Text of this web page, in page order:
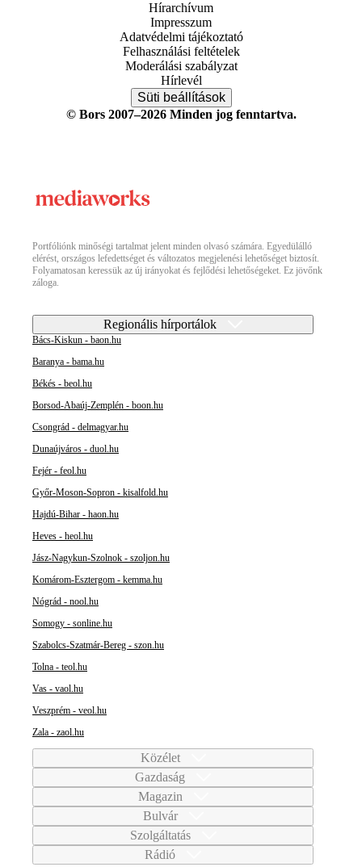
Hírarchívum
Impresszum
Adatvédelmi tájékoztató
Felhasználási feltételek
Moderálási szabályzat
Hírlevél
Süti beállítások
© Bors 2007–2026 Minden jog fenntartva.
Portfóliónk minőségi tartalmat jelent minden olvasó számára. Egyedülálló
elérést, országos lefedettséget és változatos megjelenési lehetőséget biztosít.
Folyamatosan keressük az új irányokat és fejlődési lehetőségeket. Ez jövőnk
záloga.
Regionális hírportálok
Bács-Kiskun - baon.hu
Baranya - bama.hu
Békés - beol.hu
Borsod-Abaúj-Zemplén - boon.hu
Csongrád - delmagyar.hu
Dunaújváros - duol.hu
Fejér - feol.hu
Győr-Moson-Sopron - kisalfold.hu
Hajdú-Bihar - haon.hu
Heves - heol.hu
Jász-Nagykun-Szolnok - szoljon.hu
Komárom-Esztergom - kemma.hu
Nógrád - nool.hu
Somogy - sonline.hu
Szabolcs-Szatmár-Bereg - szon.hu
Tolna - teol.hu
Vas - vaol.hu
Veszprém - veol.hu
Zala - zaol.hu
Közélet
Gazdaság
Magazin
Bulvár
Szolgáltatás
Rádió